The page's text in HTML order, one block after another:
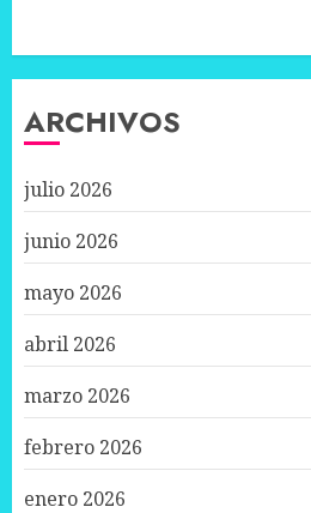
ARCHIVOS
julio 2026
junio 2026
mayo 2026
abril 2026
marzo 2026
febrero 2026
enero 2026